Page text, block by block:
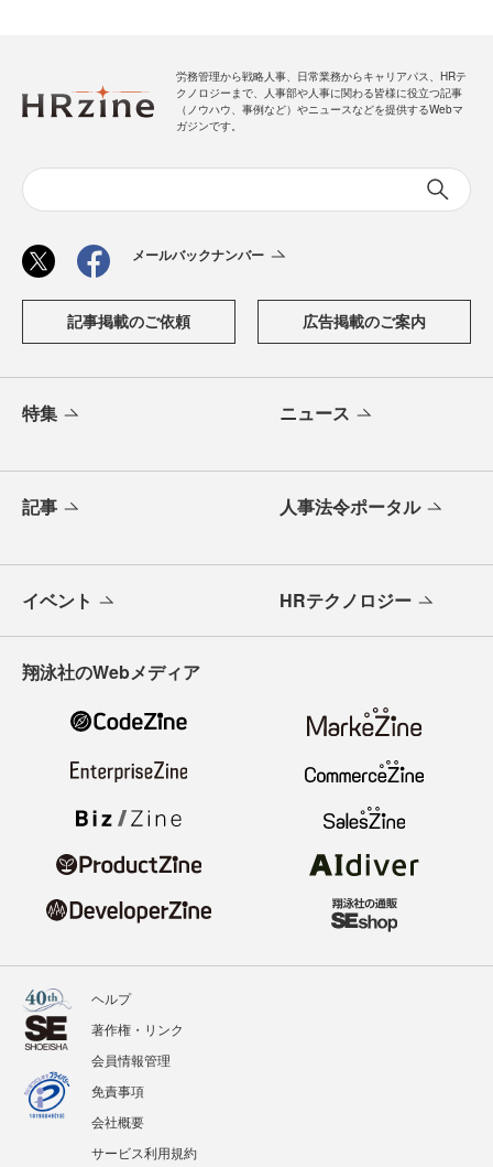
労務管理から戦略人事、日常業務からキャリアパス、HRテ
クノロジーまで、人事部や人事に関わる皆様に役立つ記事
（ノウハウ、事例など）やニュースなどを提供するWebマ
ガジンです。
メールバックナンバー
記事掲載のご依頼 広告掲載のご案内
特集 ニュース
記事 人事法令ポータル
イベント HRテクノロジー
翔泳社のWebメディア
ヘルプ
著作権・リンク
会員情報管理
免責事項
会社概要
サービス利用規約